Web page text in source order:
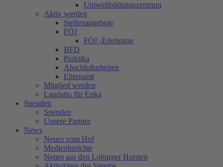
Umweltbildungszentrum
Aktiv werden
Stellenangebote
FÖJ
FÖJ -Erlebnisse
BFD
Praktika
Abschlußarbeiten
Ehrenamt
Mitglied werden
Laudatio für Erika
Spenden
Spenden
Unsere Partner
News
Neues vom Hof
Medienberichte
Neues aus den Loburger Horsten